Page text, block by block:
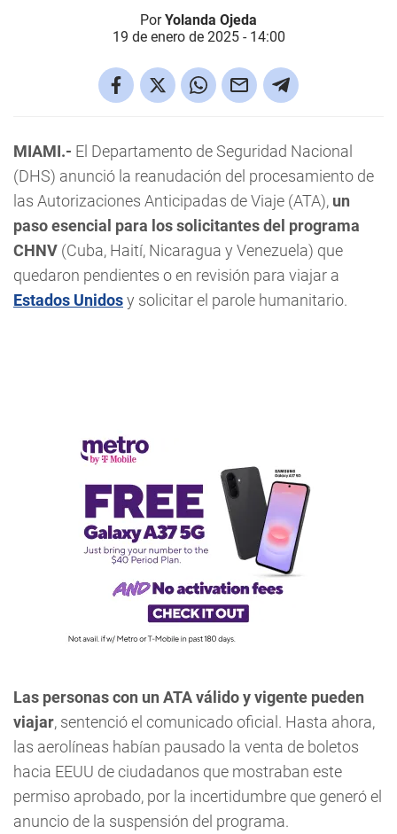
PorYolanda Ojeda
19 de enero de 2025 - 14:00
MIAMI.- El Departamento de Seguridad Nacional
(DHS) anunció la reanudación del procesamiento de
las Autorizaciones Anticipadas de Viaje (ATA), un
paso esencial para los solicitantes del programa
CHNV (Cuba, Haití, Nicaragua y Venezuela) que
quedaron pendientes o en revisión para viajar a
Estados Unidosy solicitar el parole humanitario.
Las personas con un ATA válido y vigente pueden
viajar, sentenció el comunicado oficial. Hasta ahora,
las aerolíneas habían pausado la venta de boletos
hacia EEUU de ciudadanos que mostraban este
permiso aprobado, por la incertidumbre que generó el
anuncio de la suspensión del programa.